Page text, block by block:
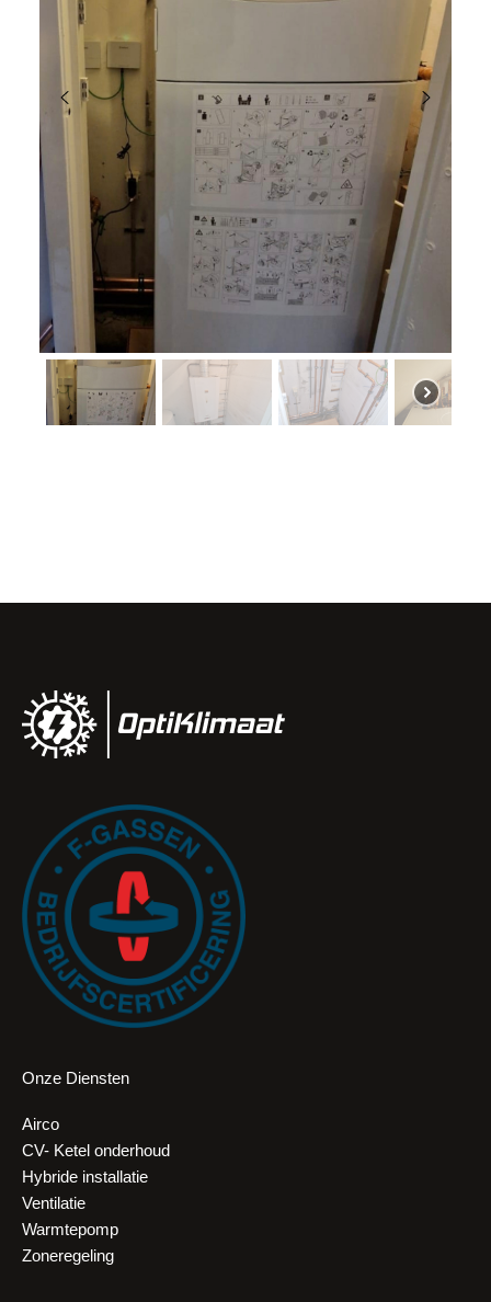
Onze Diensten
Airco
CV- Ketel onderhoud
Hybride installatie
Ventilatie
Warmtepomp
Zoneregeling